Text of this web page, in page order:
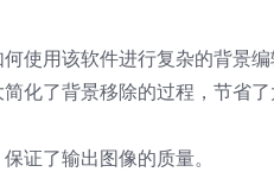
使用该软件进行复杂的背景编
化了背景移除的过程，节省
证了输出图像的质量。